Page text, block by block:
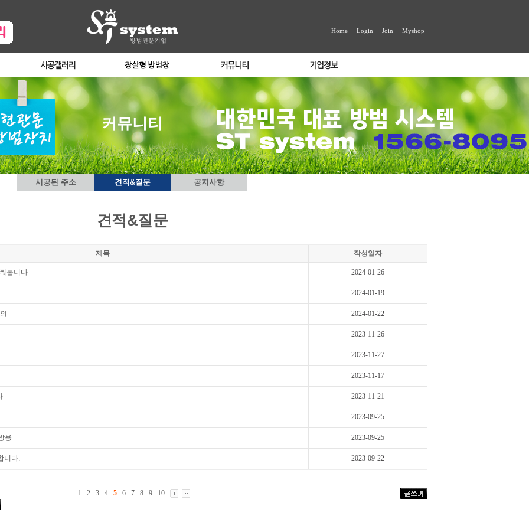
Home Login Join Myshop
커뮤니티
시공된 주소 견적&질문 공지사항
견적&질문
제목 작성일자
봅니다 2024-01-26
2024-01-19
2024-01-22
2023-11-26
2023-11-27
2023-11-17
2023-11-21
2023-09-25
용 2023-09-25
니다. 2023-09-22
1 2 3 4 5 6 7 8 9 10